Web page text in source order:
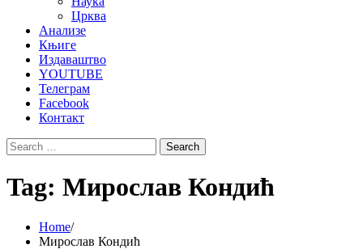
Црква
Анализе
Књиге
Издаваштво
YOUTUBE
Телеграм
Facebook
Контакт
Search
for:
Tag: Мирослав Кондић
Home
Мирослав Кондић